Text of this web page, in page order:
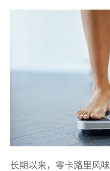
长期以来，零卡路里风